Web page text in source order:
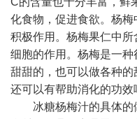
化食物，促进食欲。杨
积极作用。杨梅果仁中
细胞的作用。杨梅是一
甜甜的，也可以做各种的
还可以有帮助消化的功效
冰糖杨梅汁的具体